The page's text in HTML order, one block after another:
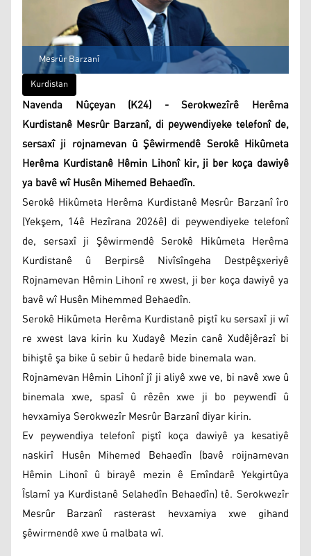
Mesrûr Barzanî
Kurdistan
Navenda Nûçeyan (K24) - Serokwezîrê Herêma
Kurdistanê Mesrûr Barzanî, di peywendiyeke telefonî de,
sersaxî ji rojnamevan û Şêwirmendê Serokê Hikûmeta
Herêma Kurdistanê Hêmin Lihonî kir, ji ber koça dawiyê
ya bavê wî Husên Mihemed Behaedîn.
Serokê Hikûmeta Herêma Kurdistanê Mesrûr Barzanî îro
(Yekşem, 14ê Hezîrana 2026ê) di peywendiyeke telefonî
de, sersaxî ji Şêwirmendê Serokê Hikûmeta Herêma
Kurdistanê û Berpirsê Nivîsîngeha Destpêşxeriyê
Rojnamevan Hêmin Lihonî re xwest, ji ber koça dawiyê ya
bavê wî Husên Mihemmed Behaedîn.
Serokê Hikûmeta Herêma Kurdistanê piştî ku sersaxî ji wî
re xwest lava kirin ku Xudayê Mezin canê Xudêjêrazî bi
bihiştê şa bike û sebir û hedarê bide binemala wan.
Rojnamevan Hêmin Lihonî jî ji aliyê xwe ve, bi navê xwe û
binemala xwe, spasî û rêzên xwe ji bo peywendî û
hevxamiya Serokwezîr Mesrûr Barzanî diyar kirin.
Ev peywendiya telefonî piştî koça dawiyê ya kesatiyê
naskirî Husên Mihemed Behaedîn (bavê roijnamevan
Hêmin Lihonî û birayê mezin ê Emîndarê Yekgirtûya
Îslamî ya Kurdistanê Selahedîn Behaedîn) tê. Serokwezîr
Mesrûr Barzanî rasterast hevxamiya xwe gihand
şêwirmendê xwe û malbata wî.